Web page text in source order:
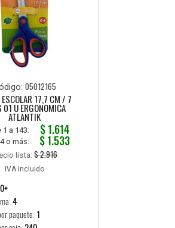
05012165
17,7 CM / 7
01 U ERGONOMICA
ATLANTIK
1 a 143: $ 1.614
o más: $ 1.533
lista:$ 2.916
IVA Incluido
4
paquete: 1